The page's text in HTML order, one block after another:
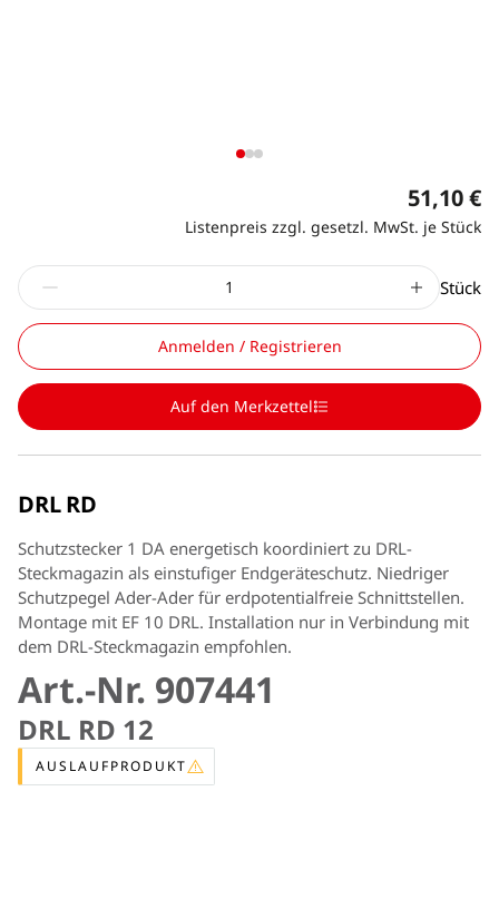
51,10 €
Listenpreis zzgl. gesetzl. MwSt. je Stück
Stück
Anmelden / Registrieren
Auf den Merkzettel
DRL RD
Schutzstecker 1 DA energetisch koordiniert zu DRL-
Steckmagazin als einstufiger Endgeräteschutz. Niedriger
Schutzpegel Ader-Ader für erdpotentialfreie Schnittstellen.
Montage mit EF 10 DRL. Installation nur in Verbindung mit
dem DRL-Steckmagazin empfohlen.
Art.-Nr. 907441
DRL RD 12
AUSLAUFPRODUKT